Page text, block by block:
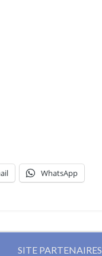
WhatsApp
SITE PARTENAIRES